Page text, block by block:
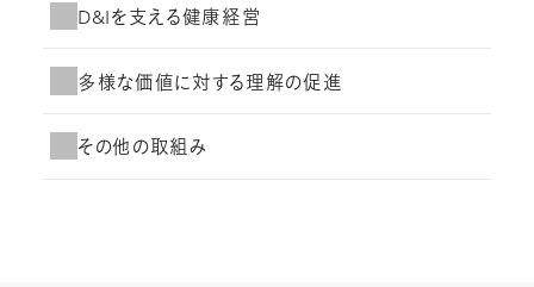
D&Iを支える健康経営
多様な価値に対する理解の促進
その他の取組み